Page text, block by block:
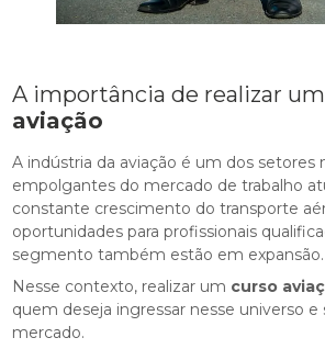
A importância de realizar um
aviação
A indústria da aviação é um dos setores
empolgantes do mercado de trabalho
constante crescimento do transporte
oportunidades para profissionais
segmento também estão em expansão.
Nesse contexto, realizar um curso
quem deseja ingressar nesse universo e
mercado.